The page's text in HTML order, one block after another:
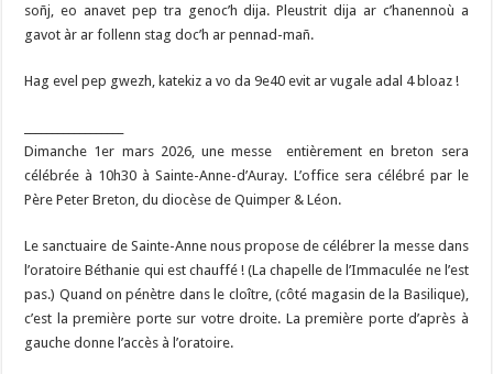
soñj, eo anavet pep tra genoc’h dija. Pleustrit dija ar c’hanennoù a
gavot àr ar follenn stag doc’h ar pennad-mañ.
Hag evel pep gwezh, katekiz a vo da 9e40 evit ar vugale adal 4 bloaz !
Dimanche 1er mars 2026, une messe entièrement en breton sera
célébrée à 10h30 à Sainte-Anne-d’Auray. L’office sera célébré par le
Père Peter Breton, du diocèse de Quimper & Léon.
Le sanctuaire de Sainte-Anne nous propose de célébrer la messe dans
l’oratoire Béthanie qui est chauffé ! (La chapelle de l’Immaculée ne l’est
pas.) Quand on pénètre dans le cloître, (côté magasin de la Basilique),
c’est la première porte sur votre droite. La première porte d’après à
gauche donne l’accès à l’oratoire.